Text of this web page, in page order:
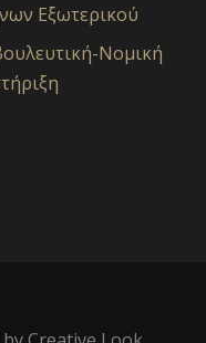
Εξωτερικού
Νομική